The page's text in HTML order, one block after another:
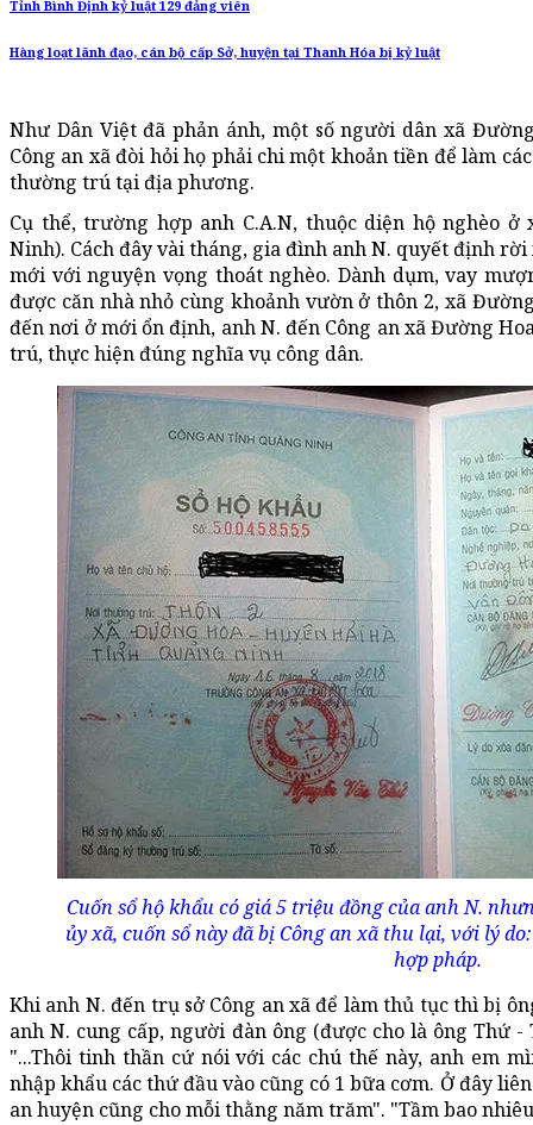
Tỉnh Bình Định kỷ luật 129 đảng viên
Hàng loạt lãnh đạo, cán bộ cấp Sở, huyện tại Thanh Hóa bị kỷ luật
Như Dân Việt đã phản ánh, một số người dân xã
Công an xã đòi hỏi họ phải chi một khoản tiền để làm
thường trú tại địa phương.
Cụ thể, trường hợp anh C.A.N, thuộc diện hộ nghèo ở
Ninh). Cách đây vài tháng, gia đình anh N. quyết định
mới với nguyện vọng thoát nghèo. Dành dụm, vay
được căn nhà nhỏ cùng khoảnh vườn ở thôn 2, xã
đến nơi ở mới ổn định, anh N. đến Công an xã Đường
trú, thực hiện đúng nghĩa vụ công dân.
Cuốn sổ hộ khẩu có giá 5 triệu đồng của anh N.
ủy xã, cuốn sổ này đã bị Công an xã thu lại, với lý
hợp pháp.
Khi anh N. đến trụ sở Công an xã để làm thủ tục thì bị
anh N. cung cấp, người đàn ông (được cho là ông Thứ
"...Thôi tinh thần cứ nói với các chú thế này, anh em
nhập khẩu các thứ đầu vào cũng có 1 bữa cơm. Ở đây
an huyện cũng cho mỗi thằng năm trăm". "Tầm bao